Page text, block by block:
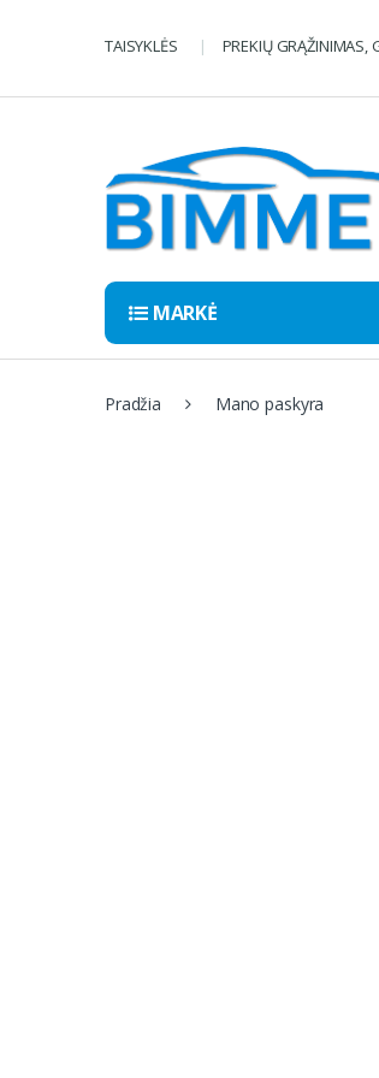
TAISYKLĖS PREKIŲ GRĄŽINIMAS,
MARKĖ
Pradžia Mano paskyra